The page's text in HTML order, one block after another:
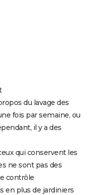
du lavage des
fois par semaine, ou
il y a des
qui conservent les
ne sont pas des
contrôle
en plus de jardiniers